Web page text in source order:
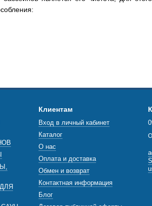
использует бассейны в разных целях:
для тренировок спортсменов;
для оздоровления обычных граждан;
в целях реабилитации после различных
для обучения плаванию и поведению на
бассейна необходима для
мест и обеспечения
Клиентам
Вход в личный кабинет
Каталог
О нас
Оплата и доставка
Обмен и возврат
Контактная информация
Блог